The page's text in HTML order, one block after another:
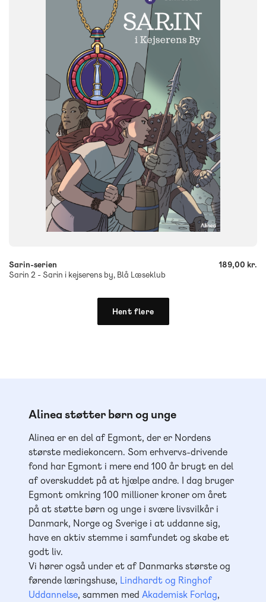
2. klasse 3. klasse 4. klasse
Flergangsbog
9788723562630
+
Sarin-serien
Sarin 2 - Sarin i kejserens by, Blå Læseklub
189,00 kr.
Hent flere
Alinea støtter børn og unge
Alinea er en del af Egmont, der er Nordens
største mediekoncern. Som erhvervs-drivende
fond har Egmont i mere end 100 år brugt en del
af overskuddet på at hjælpe andre. I dag bruger
Egmont omkring 100 millioner kroner om året
på at støtte børn og unge i svære livsvilkår i
Danmark, Norge og Sverige i at uddanne sig,
have en aktiv stemme i samfundet og skabe et
godt liv.
Vi hører også under et af Danmarks største og
førende læringshuse, Lindhardt og Ringhof
Uddannelse, sammen med Akademisk Forlag,